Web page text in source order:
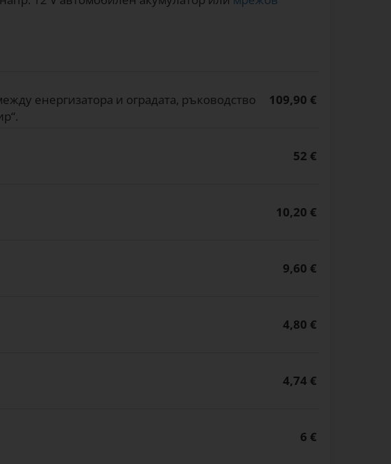
енергизатора и оградата, ръководство
109,90 €
52 €
10,20 €
9,60 €
4,80 €
4,74 €
6 €